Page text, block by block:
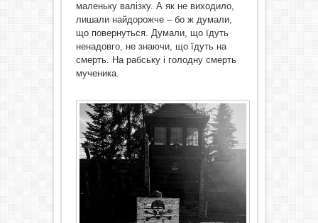
маленьку валізку. А як не виходило,
лишали найдорожче – бо ж думали,
що повернуться. Думали, що їдуть
ненадовго, не знаючи, що їдуть на
смерть. На рабську і голодну смерть
мученика.